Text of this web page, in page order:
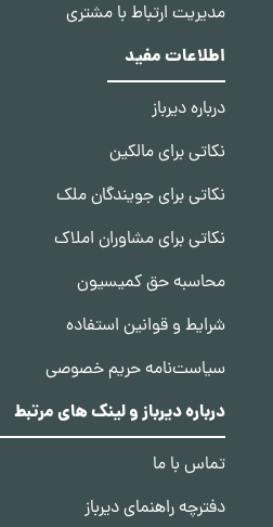
مدیریت ارتباط با مشتری
اطلاعات مفید
درباره دیرباز
نکاتی برای مالکین
نکاتی برای جویندگان ملک
نکاتی برای مشاوران املاک
محاسبه حق کمیسیون
شرایط و قوانین استفاده
سیاست‌نامه حریم خصوصی
درباره دیرباز و لینک های مرتبط
تماس با ما
دفترچه راهنمای دیرباز